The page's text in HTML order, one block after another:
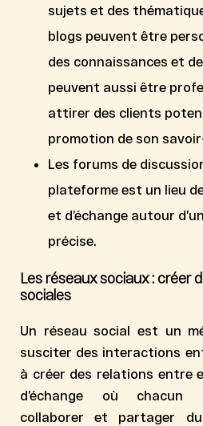
sujets et des
blogs peuvent être
des connaissances et
peuvent aussi être
attirer des clients
promotion de son
Les forums de
plateforme est un lieu
et d’échange autour
précise.
Les réseaux sociaux : créer
sociales
Un réseau social est un
susciter des interactions
à créer des relations entre
d’échange où chacun
collaborer et partager